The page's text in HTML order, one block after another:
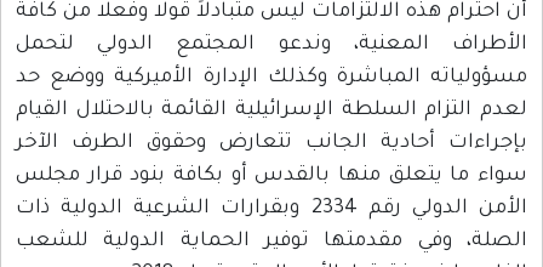
أن احترام هذه الالتزامات ليس متبادلاً قولا وفعلا من كافة
الأطراف المعنية، وندعو المجتمع الدولي لتحمل
مسؤولياته المباشرة وكذلك الإدارة الأميركية ووضع حد
لعدم التزام السلطة الإسرائيلية القائمة بالاحتلال القيام
بإجراءات أحادية الجانب تتعارض وحقوق الطرف الآخر
سواء ما يتعلق منها بالقدس أو بكافة بنود قرار مجلس
الأمن الدولي رقم 2334 وبقرارات الشرعية الدولية ذات
الصلة، وفي مقدمتها توفير الحماية الدولية للشعب